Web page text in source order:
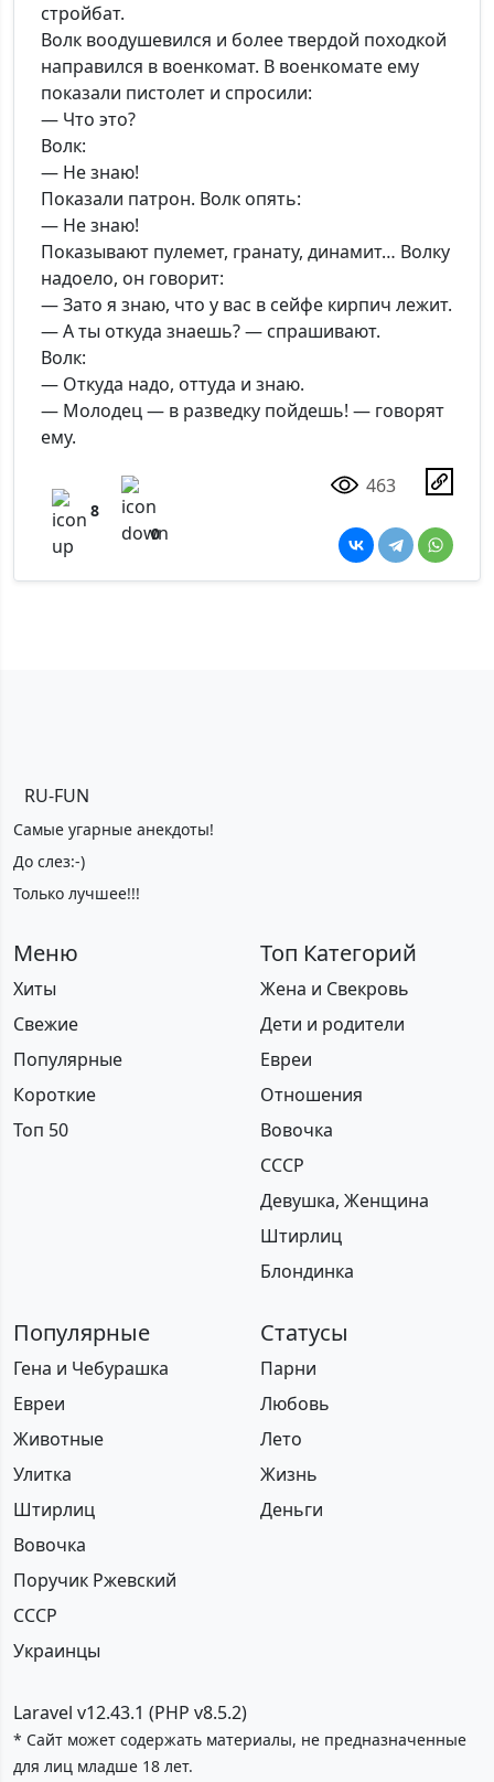
стройбат.
Волк воодушевился и более твердой походкой
направился в военкомат. В военкомате ему
показали пистолет и спросили:
— Что это?
Волк:
— Не знаю!
Показали патрон. Волк опять:
— Не знаю!
Показывают пулемет, гранату, динамит… Волку
надоело, он говорит:
— Зато я знаю, что у вас в сейфе кирпич лежит.
— А ты откуда знаешь? — спрашивают.
Волк:
— Откуда надо, оттуда и знаю.
— Молодец — в разведку пойдешь! — говорят
ему.
8
0
463
RU-FUN
Самые угарные анекдоты!
До слез:-)
Только лучшее!!!
Меню
Хиты
Свежие
Популярные
Короткие
Топ 50
Топ Категорий
Жена и Свекровь
Дети и родители
Евреи
Отношения
Вовочка
СССР
Девушка, Женщина
Штирлиц
Блондинка
Популярные
Гена и Чебурашка
Евреи
Животные
Улитка
Штирлиц
Вовочка
Поручик Ржевский
СССР
Украинцы
Статусы
Парни
Любовь
Лето
Жизнь
Деньги
Laravel v12.43.1 (PHP v8.5.2)
* Сайт может содержать материалы, не предназначенные
для лиц младше 18 лет.